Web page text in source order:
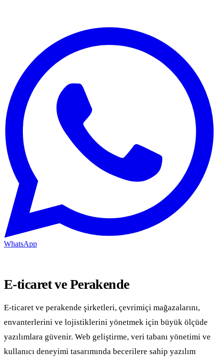
WhatsApp
E-ticaret ve Perakende
E-ticaret ve perakende şirketleri, çevrimiçi mağazalarını,
envanterlerini ve lojistiklerini yönetmek için büyük ölçüde
yazılımlara güvenir. Web geliştirme, veri tabanı yönetimi ve
kullanıcı deneyimi tasarımında becerilere sahip yazılım